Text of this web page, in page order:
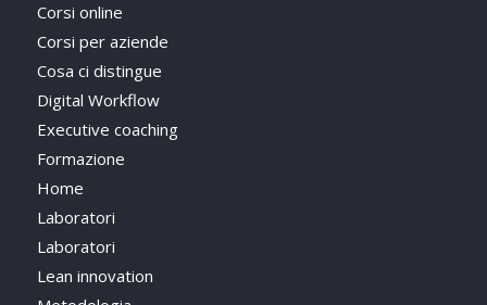
Corsi online
Corsi per aziende
Cosa ci distingue
Digital Workflow
Executive coaching
Formazione
Home
Laboratori
Laboratori
Lean innovation